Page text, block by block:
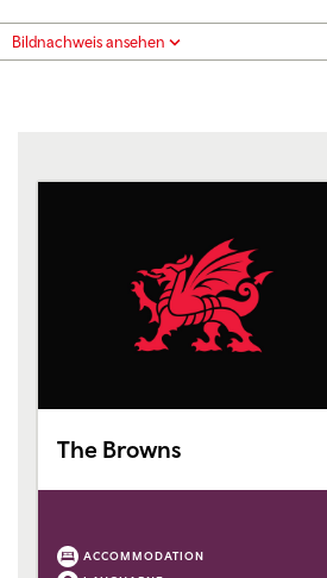
Bildnachweis ansehen
The Browns
ACCOMMODATION